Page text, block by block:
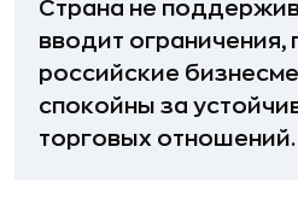
Страна не
вводит ограничения,
российские
спокойны за
торговых отношений.